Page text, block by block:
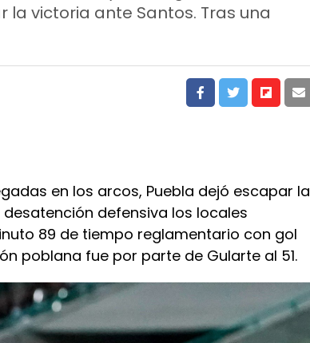
la victoria ante Santos. Tras una
en los arcos, Puebla dejó escapar la
defensiva los locales
89 de tiempo reglamentario con gol
poblana fue por parte de Gularte al 51.